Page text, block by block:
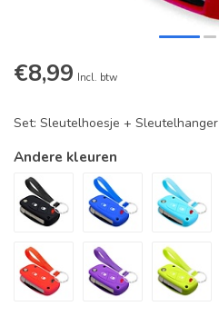
€8,99 Incl. btw
Set: Sleutelhoesje + Sleutelhanger
Andere kleuren